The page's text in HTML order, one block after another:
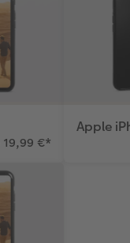
19,99 €*
Apple